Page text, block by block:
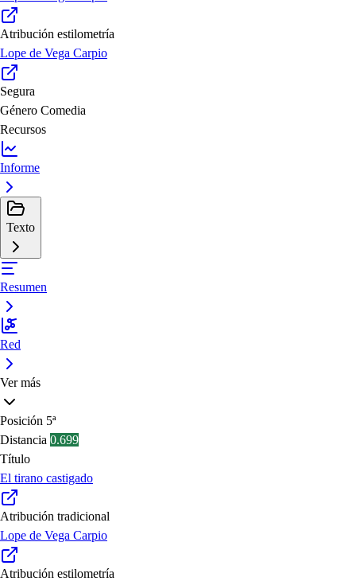
Atribución estilometría
Lope de Vega Carpio
Segura
Género Comedia
Recursos
Informe
Texto
Resumen
Red
Ver más
Posición 5ª
Distancia 0.699
Título
El tirano castigado
Atribución tradicional
Lope de Vega Carpio
Atribución estilometría